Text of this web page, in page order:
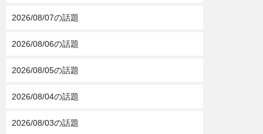
2026/08/07の話題
2026/08/06の話題
2026/08/05の話題
2026/08/04の話題
2026/08/03の話題